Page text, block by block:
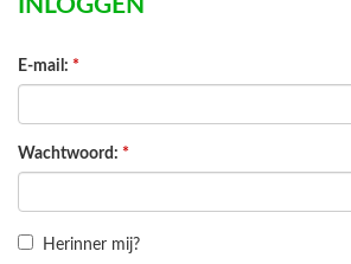
INLOGGEN
E-mail: *
Wachtwoord: *
Herinner mij?